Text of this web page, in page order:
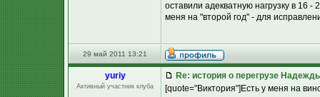
оставили адекватную нагрузку в 16
меня на "второй год" - для
29 май 2011 13:21
yuriy
Активный участник клуба
Re: история о перегрузе
[quote="Виктория"]Есть у меня на